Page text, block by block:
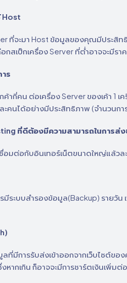
Host
ที่จะมา Host ข้อมูลของคุณมีประสิท
สเป็กเครื่อง Server ที่ต่ำอาจจะมีร
ร
ากี่คน ต่อเครื่อง Server ของเค้า 1
ะคนได้อย่างมีประสิทธิภาพ (จำนวน
ที่ดีต้องมีความสามารถในการส่
อมต่อกับอินเทอร์เน็ตขนาดใหญ่แล้ว
มีระบบสำรองข้อมูล(Backup) รา
มีการรับส่งเข้าออกจากเว็บไซต์ขอ
ากเกิน ก็อาจจะมีการชาร์ตเงินเพิ่ม